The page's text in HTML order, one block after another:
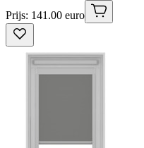
Prijs: 141.00 euro